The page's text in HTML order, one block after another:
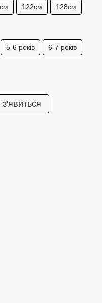
122см 128см
5-6 років 6-7 років